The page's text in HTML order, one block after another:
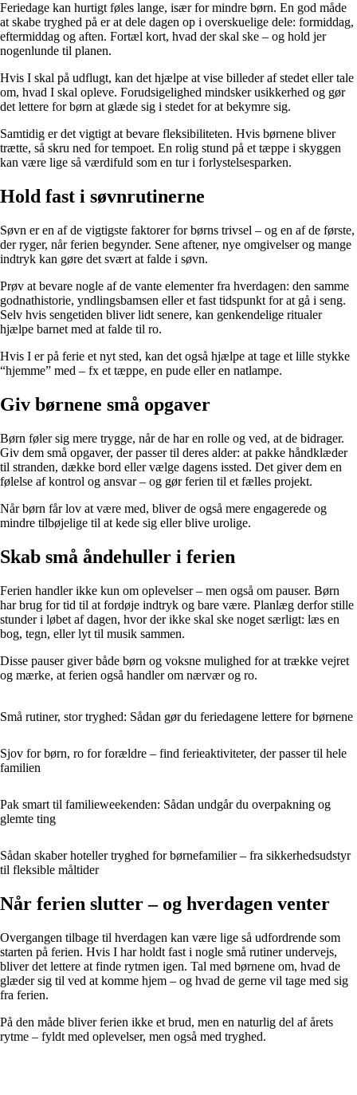
Feriedage kan hurtigt føles lange, især for mindre børn. En god måde
at skabe tryghed på er at dele dagen op i overskuelige dele: formiddag,
eftermiddag og aften. Fortæl kort, hvad der skal ske – og hold jer
nogenlunde til planen.
Hvis I skal på udflugt, kan det hjælpe at vise billeder af stedet eller tale
om, hvad I skal opleve. Forudsigelighed mindsker usikkerhed og gør
det lettere for børn at glæde sig i stedet for at bekymre sig.
Samtidig er det vigtigt at bevare fleksibiliteten. Hvis børnene bliver
trætte, så skru ned for tempoet. En rolig stund på et tæppe i skyggen
kan være lige så værdifuld som en tur i forlystelsesparken.
Hold fast i søvnrutinerne
Søvn er en af de vigtigste faktorer for børns trivsel – og en af de første,
der ryger, når ferien begynder. Sene aftener, nye omgivelser og mange
indtryk kan gøre det svært at falde i søvn.
Prøv at bevare nogle af de vante elementer fra hverdagen: den samme
godnathistorie, yndlingsbamsen eller et fast tidspunkt for at gå i seng.
Selv hvis sengetiden bliver lidt senere, kan genkendelige ritualer
hjælpe barnet med at falde til ro.
Hvis I er på ferie et nyt sted, kan det også hjælpe at tage et lille stykke
“hjemme” med – fx et tæppe, en pude eller en natlampe.
Giv børnene små opgaver
Børn føler sig mere trygge, når de har en rolle og ved, at de bidrager.
Giv dem små opgaver, der passer til deres alder: at pakke håndklæder
til stranden, dække bord eller vælge dagens issted. Det giver dem en
følelse af kontrol og ansvar – og gør ferien til et fælles projekt.
Når børn får lov at være med, bliver de også mere engagerede og
mindre tilbøjelige til at kede sig eller blive urolige.
Skab små åndehuller i ferien
Ferien handler ikke kun om oplevelser – men også om pauser. Børn
har brug for tid til at fordøje indtryk og bare være. Planlæg derfor stille
stunder i løbet af dagen, hvor der ikke skal ske noget særligt: læs en
bog, tegn, eller lyt til musik sammen.
Disse pauser giver både børn og voksne mulighed for at trække vejret
og mærke, at ferien også handler om nærvær og ro.
Små rutiner, stor tryghed: Sådan gør du feriedagene lettere for børnene
Sjov for børn, ro for forældre – find ferieaktiviteter, der passer til hele
familien
Pak smart til familieweekenden: Sådan undgår du overpakning og
glemte ting
Sådan skaber hoteller tryghed for børnefamilier – fra sikkerhedsudstyr
til fleksible måltider
Når ferien slutter – og hverdagen venter
Overgangen tilbage til hverdagen kan være lige så udfordrende som
starten på ferien. Hvis I har holdt fast i nogle små rutiner undervejs,
bliver det lettere at finde rytmen igen. Tal med børnene om, hvad de
glæder sig til ved at komme hjem – og hvad de gerne vil tage med sig
fra ferien.
På den måde bliver ferien ikke et brud, men en naturlig del af årets
rytme – fyldt med oplevelser, men også med tryghed.